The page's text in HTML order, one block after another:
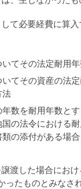
て必要経費に算
てその法定耐用
てその資産の法
法
数を耐用年数と
国の法令におけ
の添付がある場合
渡した場合にお
たものとみな